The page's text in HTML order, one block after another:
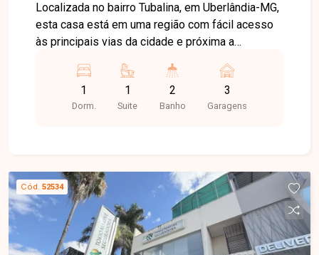
Localizada no bairro Tubalina, em Uberlândia-MG,
esta casa está em uma região com fácil acesso
às principais vias da cidade e próxima a
serviços, oferecendo praticidade e excelente
potencial para moradia, lazer ou investimento. O
imóvel possui aproximadamente 120 m² de área
proporcionando um ambiente ideal para
confraternizações, eventos e momentos de lazer
com a família e amigos. Esta é uma excelente
oportunidade para quem busca um imóvel
versátil, com ótima estrutura para lazer e
1
Dorm.
1
Suite
2
Banho
3
Garagens
Cód. 52534